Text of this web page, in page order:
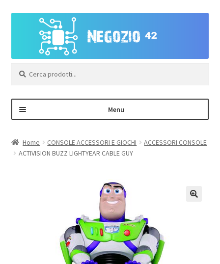
navigazione
contenuto
Menu
Home CONSOLE ACCESSORI E GIOCHI
ACCESSORI CONSOLE
ACTIVISION BUZZ LIGHTYEAR CABLE GUY